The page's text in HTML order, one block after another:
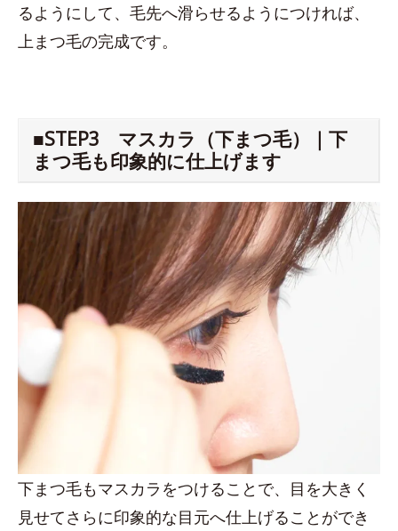
るようにして、毛先へ滑らせるようにつければ、
上まつ毛の完成です。
■STEP3 マスカラ（下まつ毛）｜下
まつ毛も印象的に仕上げます
下まつ毛もマスカラをつけることで、目を大きく
見せてさらに印象的な目元へ仕上げることができ